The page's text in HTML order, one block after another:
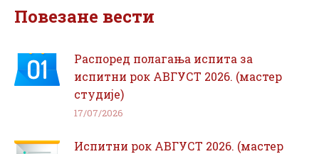
Повезане вести
Распоред полагања испита за
испитни рок АВГУСТ 2026. (мастер
студије)
17/07/2026
Испитни рок АВГУСТ 2026. (мастер